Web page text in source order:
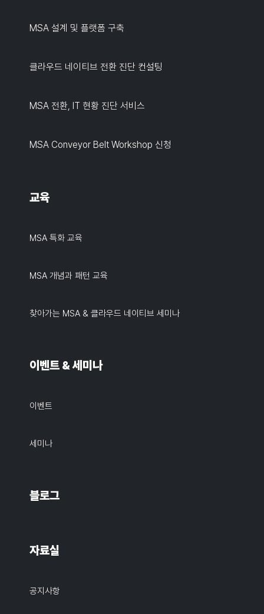
MSA 설계 및 플랫폼 구축
클라우드 네이티브 전환 진단 컨설팅
MSA 전환, IT 현황 진단 서비스
MSA Conveyor Belt Workshop 신청
교육
MSA 특화 교육
MSA 개념과 패턴 교육
찾아가는 MSA & 클라우드 네이티브 세미나
이벤트 & 세미나
이벤트
세미나
블로그
자료실
공지사항